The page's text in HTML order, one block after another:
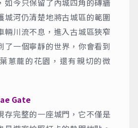
周圍約有15個城門，城牆高約
里，建造於1364年，用於防禦
，城牆已經成為遊客們拍照留
，外圍以城牆和護城河保護
有2道城牆，外城是一道土牆，